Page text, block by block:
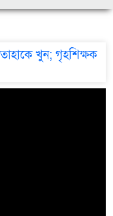
খুন; গৃহশিক্ষক